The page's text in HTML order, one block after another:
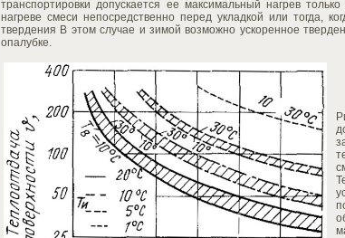
транспортировки допускается ее максимальный нагрев
нагреве смеси непосредственно перед укладкой или тогда,
твердения В этом случае и зимой возможно ускоренное
опалубке.